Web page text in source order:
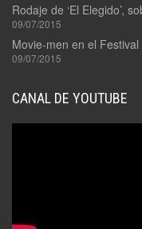
Rodaje de ‘El Elegido’,
09/07/2015
Movie-men en el
09/07/2015
CANAL DE YOUTUBE